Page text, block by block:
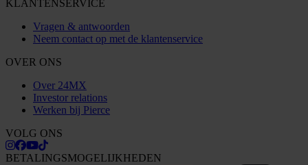
KLANTENSERVICE
Vragen & antwoorden
Neem contact op met de klantenservice
OVER ONS
Over 24MX
Investor relations
Werken bij Pierce
VOLG ONS
BETALINGSMOGELIJKHEDEN